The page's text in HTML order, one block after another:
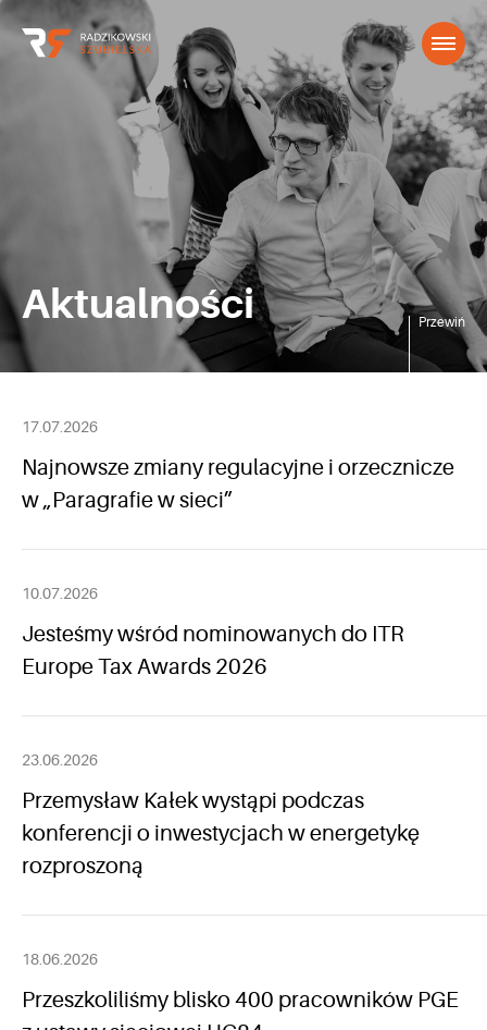
Aktualności Przewiń
17.07.2026
Najnowsze zmiany regulacyjne i orzecznicze
w „Paragrafie w sieci”
10.07.2026
Jesteśmy wśród nominowanych do ITR
Europe Tax Awards 2026
23.06.2026
Przemysław Kałek wystąpi podczas
konferencji o inwestycjach w energetykę
rozproszoną
18.06.2026
Przeszkoliliśmy blisko 400 pracowników PGE